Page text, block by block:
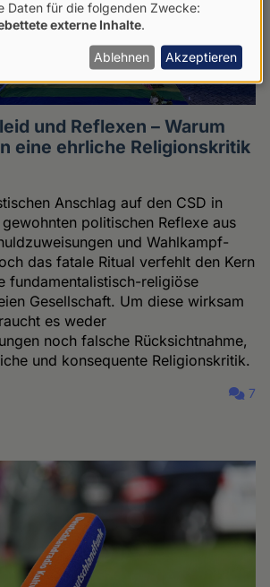
und Reflexen – Warum
eine ehrliche Religionskritik
Anschlag auf den CSD in
politischen Reflexe aus
und Wahlkampf-
das fatale Ritual verfehlt den Kern
fundamentalistisch-religiöse
Gesellschaft. Um diese wirksam
es weder
noch falsche Rücksichtnahme,
und konsequente Religionskritik.
7
Daten für die folgenden Zwecke:
externe Inhalte
Ablehnen Akzeptieren